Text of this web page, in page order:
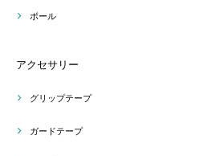
ボール
アクセサリー
グリップテープ
ガードテープ